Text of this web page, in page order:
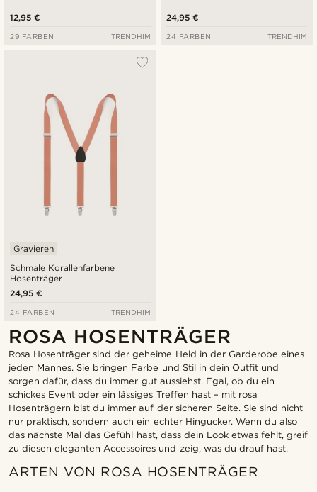
12,95 €
29 FARBEN TRENDHIM
24,95 €
24 FARBEN TRENDHIM
Schmale Korallenfarbene
Hosenträger
Gravieren
24,95 €
24 FARBEN TRENDHIM
ROSA HOSENTRÄGER
Rosa Hosenträger sind der geheime Held in der Garderobe eines
jeden Mannes. Sie bringen Farbe und Stil in dein Outfit und
sorgen dafür, dass du immer gut aussiehst. Egal, ob du ein
schickes Event oder ein lässiges Treffen hast – mit rosa
Hosenträgern bist du immer auf der sicheren Seite. Sie sind nicht
nur praktisch, sondern auch ein echter Hingucker. Wenn du also
das nächste Mal das Gefühl hast, dass dein Look etwas fehlt, greif
zu diesen eleganten Accessoires und zeig, was du drauf hast.
ARTEN VON ROSA HOSENTRÄGER